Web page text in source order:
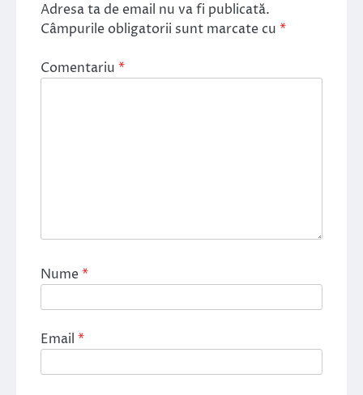
Adresa ta de email nu va fi publicată.
Câmpurile obligatorii sunt marcate cu *
Comentariu *
Nume*
Email *